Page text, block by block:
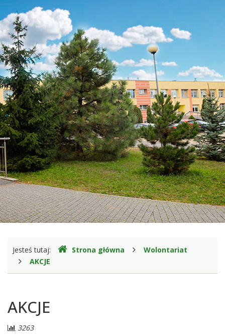
Gdzie
jesteśmy
Jesteś tutaj: Strona główna
Wolontariat
AKCJE
AKCJE
Liczba
3263